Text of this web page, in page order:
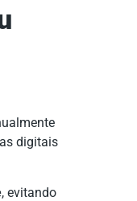
digitais
, evitando